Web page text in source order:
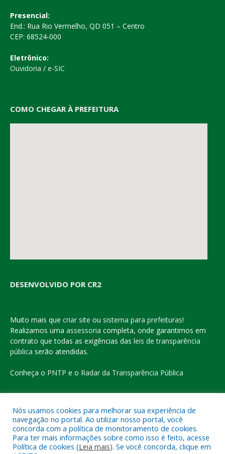
Presencial:
End.: Rua Rio Vermelho, QD 051 – Centro
CEP: 68524-000
Eletrônico:
Ouvidoria / e-SIC
COMO CHEGAR À PREFEITURA
DESENVOLVIDO POR CR2
Muito mais que criar site ou sistema para prefeituras!
Realizamos uma assessoria completa, onde garantimos em
contrato que todas as exigências das leis de transparência
pública serão atendidas.
Conheça o PNTP e o Radar da Transparência Pública
Todos os direitos reservados a Prefeitura Municipal de Eldorado
do Carajás
Nós usamos cookies para melhorar sua experiência de
navegação no portal. Ao utilizar nosso portal, você
concorda com a política de monitoramento de cookies.
Para ter mais informações sobre como isso é feito, acesse
Política de cookies (Leia mais). Se você concorda, clique em